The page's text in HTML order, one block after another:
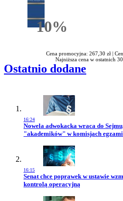
10%Rabatu
Cena promocyjna: 267,30 zł |
Najniższa cena w ostatnich
Ostatnio dodane
16:24
Przejdź do artykułu:
Nowela adwokacka wraca do
"akademików" w komisjach
16:15
Przejdź do artykułu:
Senat chce poprawek w ustawie
kontrolą operacyjną